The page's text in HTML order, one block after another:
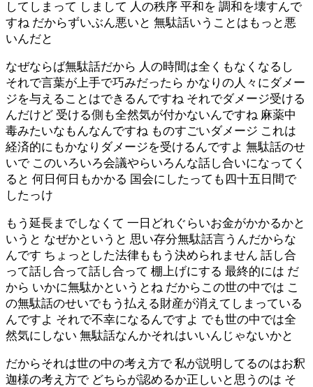
してしまって しまして 人の秩序 平和を 調和を壊すんで
すね だからずいぶん悪いと 無駄話いうことはもっと悪
いんだと
なぜならば無駄話だから 人の時間は全くもなくなるし
それで言葉が上手で巧みだったら かなりの人々にダメー
ジを与えることはできるんですね それでダメージ受ける
んだけど 受ける側も全然気が付かないんですね 麻薬中
毒みたいなもんなんですね ものすごいダメージ これは
経済的にもかなりダメージを受けるんですよ 無駄話のせ
いで このいろいろ会議やらいろんな話し合いになってく
ると 何日何日もかかる 国会にしたっても四十五日間で
したっけ
もう延長までしなくて 一日どれぐらいお金がかかるかと
いうと なぜかというと 思い存分無駄話言うんだからな
んです ちょっとした法律ももう決められません 話し合
って話し合って話し合って 棚上げにする 最終的には だ
から いかに無駄かというとね だからこの世の中では こ
の無駄話のせいでもう払える財産が消えてしまっている
んですよ それで不幸になるんですよ でも世の中では全
然気にしない 無駄話なんかそれはいいんじゃないかと
だからそれは世の中の考え方で 私が説明してるのはお釈
迦様の考え方で どちらが認めるか正しいと思うのは そ